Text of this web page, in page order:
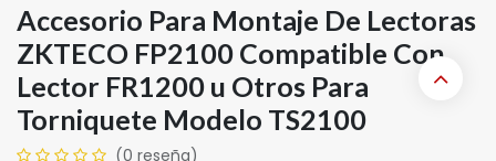
Accesorio Para Montaje De Lectoras
ZKTECO FP2100 Compatible Con
Lector FR1200 u Otros Para
Torniquete Modelo TS2100
(0 reseña)